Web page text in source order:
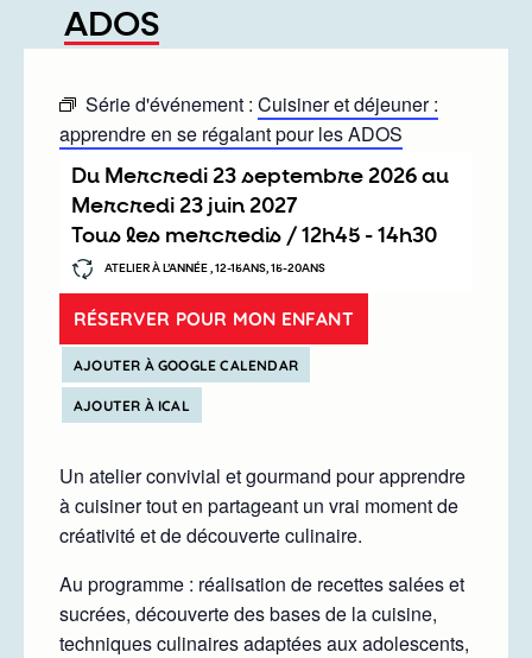
ADOS
Série d'événement : Cuisiner et déjeuner :
apprendre en se régalant pour les ADOS
Du mercredi 23 septembre 2026au
mercredi 23 juin 2027
Tous les mercredis / 12h45 - 14h30
ATELIER À L’ANNÉE , 12-15ANS, 15-20ANS
RÉSERVER POUR MON ENFANT
AJOUTER À GOOGLE CALENDAR
AJOUTER À ICAL
Un atelier convivial et gourmand pour apprendre
à cuisiner tout en partageant un vrai moment de
créativité et de découverte culinaire.
Au programme : réalisation de recettes salées et
sucrées, découverte des bases de la cuisine,
techniques culinaires adaptées aux adolescents,